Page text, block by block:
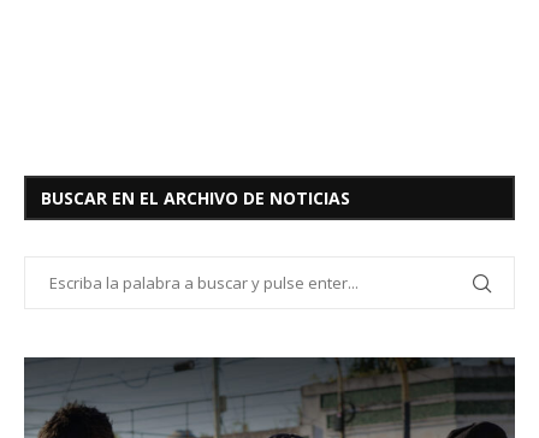
BUSCAR EN EL ARCHIVO DE NOTICIAS